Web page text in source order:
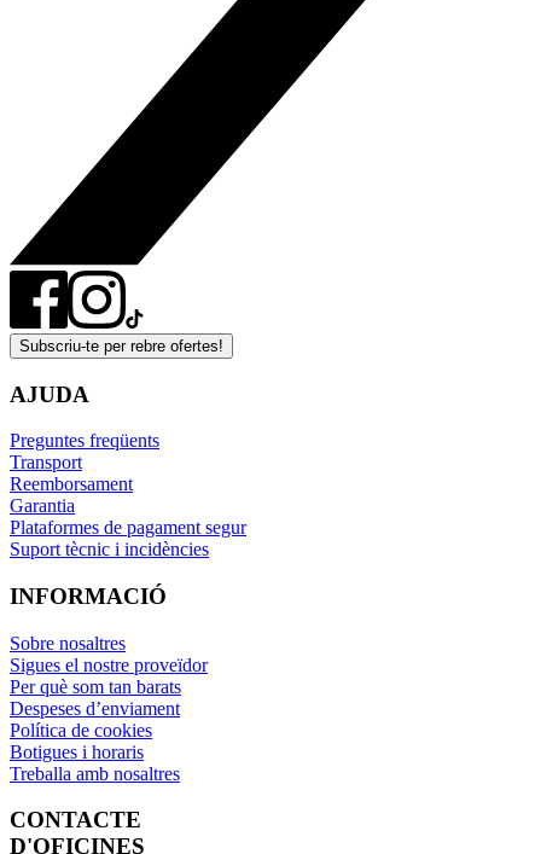
Subscriu-te per rebre ofertes!
AJUDA
Preguntes freqüents
Transport
Reemborsament
Garantia
Plataformes de pagament segur
Suport tècnic i incidències
INFORMACIÓ
Sobre nosaltres
Sigues el nostre proveïdor
Per què som tan barats
Despeses d’enviament
Política de cookies
Botigues i horaris
Treballa amb nosaltres
CONTACTE
D'OFICINES